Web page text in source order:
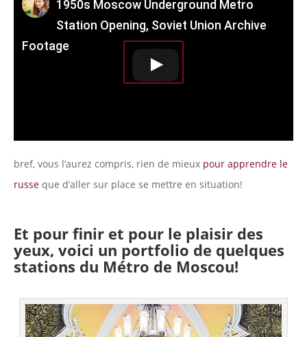
1950s Moscow Underground Metro
Station Opening, Soviet Union Archive
Footage
bref, vous l’aurez compris, rien de mieux pour apprendre le
russe que d’aller sur place se mettre en situation!
Et pour finir et pour le plaisir des
yeux, voici un portfolio de quelques
stations du Métro de Moscou!